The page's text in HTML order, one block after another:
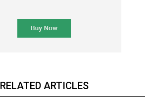
RELATED ARTICLES